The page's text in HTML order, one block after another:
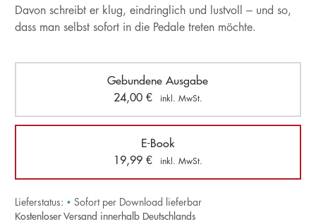
Davon schreibt er klug, eindringlich und lustvoll – und so,
dass man selbst sofort in die Pedale treten möchte.
Gebundene Ausgabe
24,00 € inkl. MwSt.
E-Book
19,99 € inkl. MwSt.
Lieferstatus: • Sofort per Download lieferbar
Kostenloser Versand innerhalb Deutschlands